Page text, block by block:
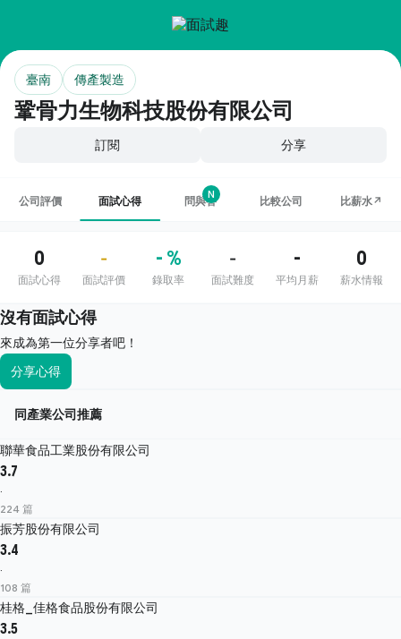
鞏骨力生物科技股份有限公司
臺南 傳產製造
訂閱 分享
公司評價 面試心得 問與答
N
比較公司 比薪水↗
0
面試心得
-
面試評價
- %
錄取率
-
面試難度
-
平均月薪
0
薪水情報
沒有面試心得
來成為第一位分享者吧！
分享心得
同產業公司推薦
聯華食品工業股份有限公司
3.7
·
224 篇
振芳股份有限公司
3.4
·
108 篇
桂格_佳格食品股份有限公司
3.5